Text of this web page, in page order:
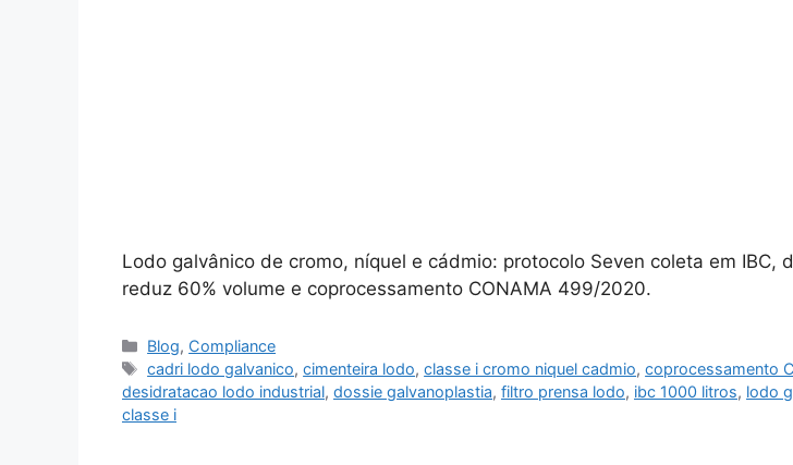
Lodo galvânico de cromo, níquel e cádmio: protocolo Seven coleta em IBC,
reduz 60% volume e coprocessamento CONAMA 499/2020.
Blog, Compliance
cadri lodo galvanico,cimenteira lodo,classe i cromo niquel cadmio,coprocessamento
desidratacao lodo industrial, dossie galvanoplastia, filtro prensa lodo, ibc 1000 litros, lodo
classe i